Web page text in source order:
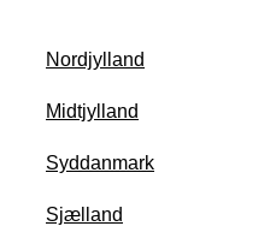
Nordjylland
Midtjylland
Syddanmark
Sjælland